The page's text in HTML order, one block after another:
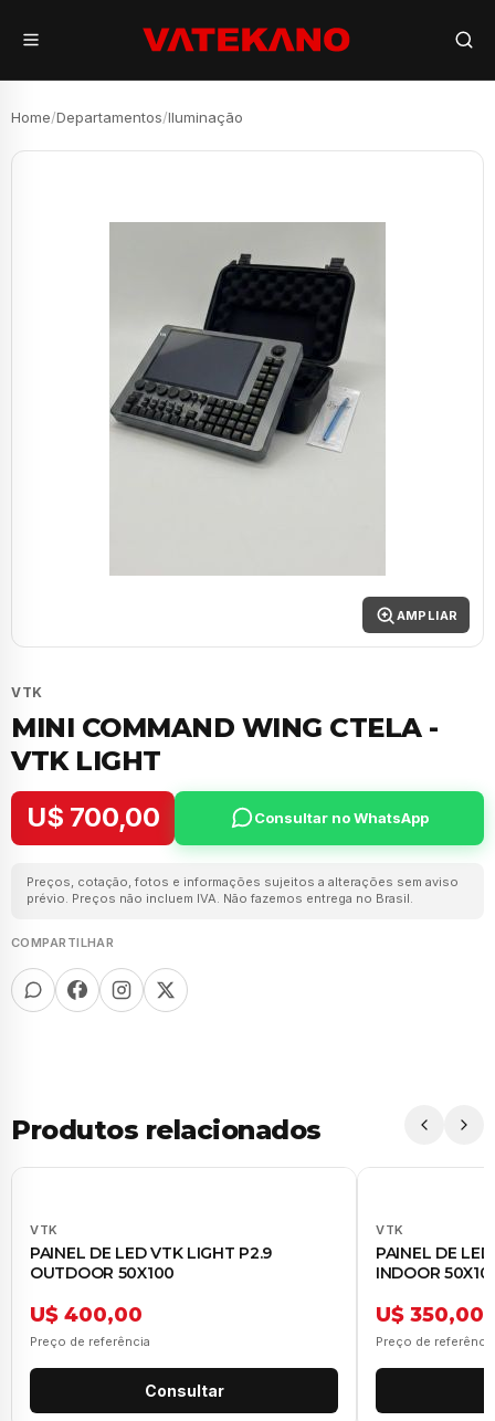
Home/Departamentos/Iluminação
AMPLIAR
VTK
MINI COMMAND WING CTELA -
VTK LIGHT
U$ 700,00
Consultar no WhatsApp
Preços, cotação, fotos e informações sujeitos a alterações sem aviso
prévio. Preços não incluem IVA. Não fazemos entrega no Brasil.
COMPARTILHAR
Produtos relacionados
VTK
PAINEL DE LED VTK LIGHT P2.9
OUTDOOR 50X100
U$ 400,00
Preço de referência
Consultar
VTK
PAINEL DE
INDOOR
U$ 350,00
Preço de referência